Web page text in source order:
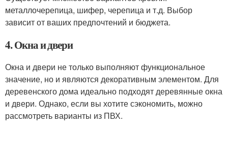
металлочерепица, шифер, черепица и т.д. Выбор
зависит от ваших предпочтений и бюджета.
4. Окна и двери
Окна и двери не только выполняют функциональное
значение, но и являются декоративным элементом. Для
деревенского дома идеально подходят деревянные окна
и двери. Однако, если вы хотите сэкономить, можно
рассмотреть варианты из ПВХ.